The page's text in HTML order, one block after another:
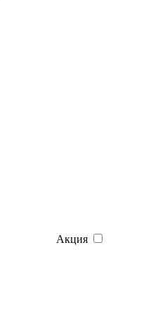
Акция